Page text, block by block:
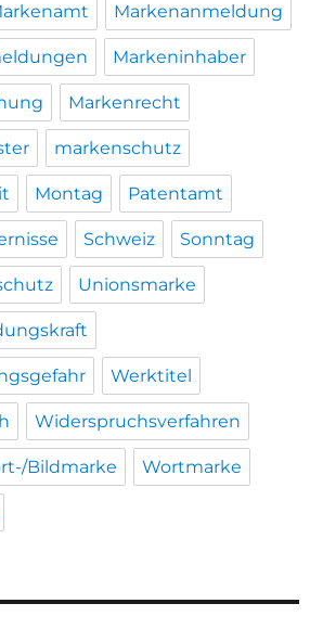
Markenanmeldung
Markeninhaber
Markenrecht
markenschutz
Montag Patentamt
Schweiz Sonntag
Unionsmarke
Werktitel
Widerspruchsverfahren
Bildmarke Wortmarke